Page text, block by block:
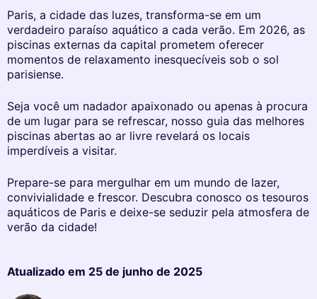
Paris, a cidade das luzes, transforma-se em um
verdadeiro paraíso aquático a cada verão. Em 2026, as
piscinas externas da capital prometem oferecer
momentos de relaxamento inesquecíveis sob o sol
parisiense.
Seja você um nadador apaixonado ou apenas à procura
de um lugar para se refrescar, nosso guia das melhores
piscinas abertas ao ar livre revelará os locais
imperdíveis a visitar.
Prepare-se para mergulhar em um mundo de lazer,
convivialidade e frescor. Descubra conosco os tesouros
aquáticos de Paris e deixe-se seduzir pela atmosfera de
verão da cidade!
Atualizado em 25 de junho de 2025